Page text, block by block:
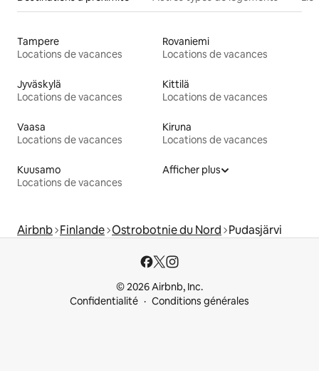
Tampere
Locations de vacances
Rovaniemi
Locations de vacances
Jyväskylä
Locations de vacances
Kittilä
Locations de vacances
Vaasa
Locations de vacances
Kiruna
Locations de vacances
Kuusamo
Locations de vacances
Afficher plus
Airbnb Finlande Ostrobotnie du Nord Pudasjärvi
© 2026 Airbnb, Inc.
Confidentialité
Conditions générales